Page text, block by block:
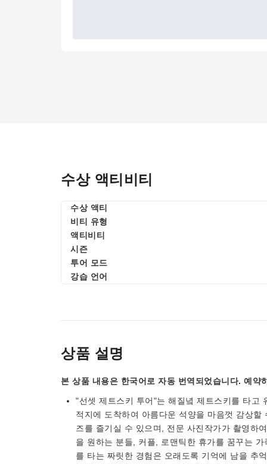
수상 액티비티
수상 액티
비티 유형
액티비티
시즌
투어 모드
강습 언어
상품 설명
본 상품 내용은 한국어로 자동 번역되었습니다. 예약
"선셋 제트스키 투어"는 해질녘 제트스키를 타고
적지에 도착하여 아름다운 석양을 마음껏 감상
즈를 즐기실 수 있으며, 전문 사진작가가 촬영하
을 원하는 분들, 커플, 로맨틱한 휴가를 꿈꾸는
를 타는 짜릿한 경험은 오래도록 기억에 남을 추